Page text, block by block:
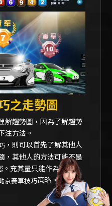
之走勢圖
解趨勢圖，因為了解趨勢
注方法。
，則可以首先了解其他人
，其他人的方法可能不是
充其量只能作為參考，
京賽車技巧策略。